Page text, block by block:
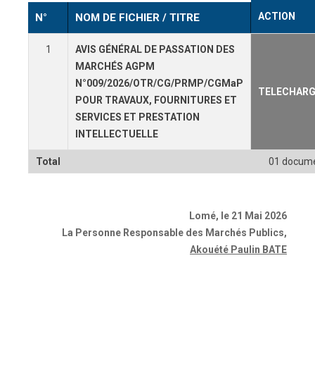
N° NOM DE FICHIER / TITRE ACTION
Total 01
1
AVIS GÉNÉRAL DE PASSATION DES
MARCHÉS AGPM
N°009/2026/OTR/CG/PRMP/CGMaP
POUR TRAVAUX, FOURNITURES ET
SERVICES ET PRESTATION
INTELLECTUELLE
Lomé, le 21 Mai 2026
La Personne Responsable des Marchés Publics,
Akouété Paulin BATE